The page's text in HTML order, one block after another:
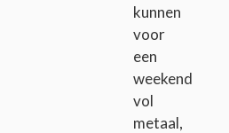
kunnen
voor
een
weekend
vol
metaal,